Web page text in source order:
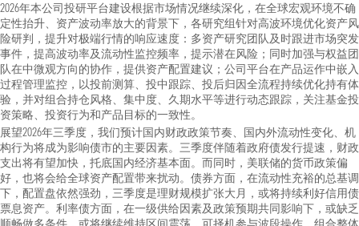
2026年本公司投研平台建设根据市场情况继续深化，在全球宏观环境不确
定性抬升、资产波动率放大的背景下，各研究组针对高波环境优化资产风
险研判，提升对极端行情的响应速度：多资产研究团队及时跟进市场突发
事件，提高波动率及流动性监控频率，提示潜在风险；同时加强与权益团
队在中微观方向的协作，提供资产配置建议；公司平台在产品运作中嵌入
过程管理监控，以投前测算、投中跟踪、投后归因全流程持续优化持有体
验，并对组合持仓风格、集中度、久期水平等进行动态跟踪，关注基金投
资策略、投资行为和产品目标的一致性。
展望2026年三季度，我们预计国内财政政策节奏、国内外流动性变化、机
构行为将成为影响债市的主要因素。三季度伴随着政府债发行提速，财政
支出将有望加快，托底国内经济基本面。而同时，美联储的货币政策偏
好，也将会给全球资产配置带来扰动。债券方面，在流动性充裕的总基调
下，配置盘依然强劲，三季度是理财规模扩张大月，或将持续利好信用债
票息资产。利率债方面，在一级供给因素及政策预期共同影响下，或缺乏